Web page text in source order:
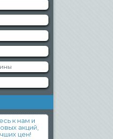
к нам и
акций,
цен!